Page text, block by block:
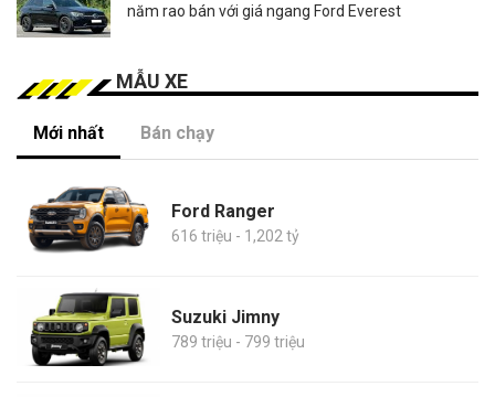
năm rao bán với giá ngang Ford Everest
MẪU XE
Mới nhất Bán chạy
Ford Ranger
616 triệu - 1,202 tỷ
Suzuki Jimny
789 triệu - 799 triệu